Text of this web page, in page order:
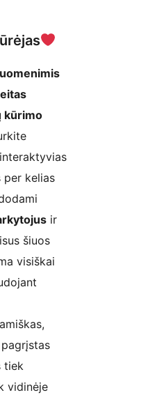
kūrimo
per kelias
ir
šiuos
visiškai
tiek
vidinėje